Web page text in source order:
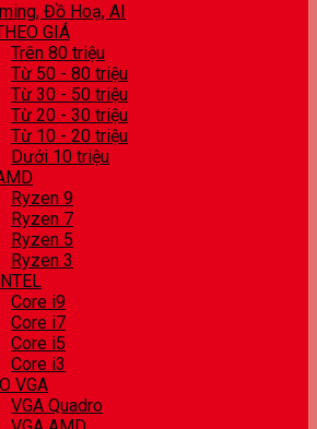
Đồ Hoạ, AI
GIÁ
Trên 80 triệu
Từ 50 - 80 triệu
Từ 30 - 50 triệu
Từ 20 - 30 triệu
Từ 10 - 20 triệu
Dưới 10 triệu
Ryzen 9
Ryzen 7
Ryzen 5
Ryzen 3
Core i9
Core i7
Core i5
Core i3
VGA
VGA Quadro